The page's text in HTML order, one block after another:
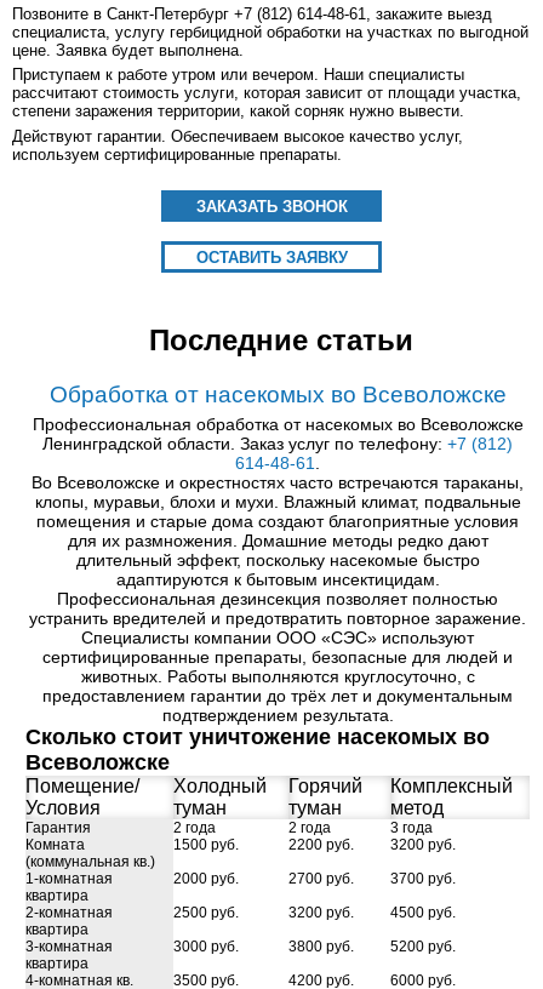
Позвоните в Санкт-Петербург +7 (812) 614-48-61, закажите выезд
специалиста, услугу гербицидной обработки на участках по выгодной
цене. Заявка будет выполнена.
Приступаем к работе утром или вечером. Наши специалисты
рассчитают стоимость услуги, которая зависит от площади участка,
степени заражения территории, какой сорняк нужно вывести.
Действуют гарантии. Обеспечиваем высокое качество услуг,
используем сертифицированные препараты.
ЗАКАЗАТЬ ЗВОНОК
ОСТАВИТЬ ЗАЯВКУ
Последние статьи
Обработка от насекомых во Всеволожске
Профессиональная обработка от насекомых во Всеволожске
Ленинградской области. Заказ услуг по телефону: +7 (812)
614-48-61
Во Всеволожске и окрестностях часто встречаются тараканы,
клопы, муравьи, блохи и мухи. Влажный климат, подвальные
помещения и старые дома создают благоприятные условия
для их размножения. Домашние методы редко дают
длительный эффект, поскольку насекомые быстро
адаптируются к бытовым инсектицидам.
Профессиональная дезинсекция позволяет полностью
устранить вредителей и предотвратить повторное заражение.
Специалисты компании ООО «СЭС» используют
сертифицированные препараты, безопасные для людей и
животных. Работы выполняются круглосуточно, с
предоставлением гарантии до трёх лет и документальным
подтверждением результата.
Сколько стоит уничтожение насекомых во
Всеволожске
Помещение/
Условия
Холодный
туман
Горячий
туман
Комплексный
метод
Гарантия 2 года 2 года
3 года
Комната
(коммунальная кв.)
1500 руб. 2200 руб.
3200 руб.
1-комнатная
квартира
2000 руб. 2700 руб.
3700 руб.
2-комнатная
квартира
2500 руб. 3200 руб.
4500 руб.
3-комнатная
квартира
3000 руб. 3800 руб.
5200 руб.
4-комнатная кв.
3500 руб. 4200 руб.
6000 руб.